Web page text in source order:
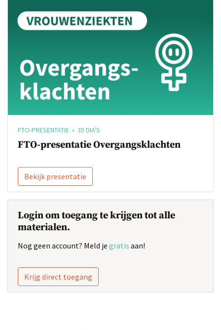
FTO-PRESENTATIE • 35 DIA'S
FTO-presentatie Overgangsklachten
Bekijk presentatie
Login om toegang te krijgen tot alle
materialen.
Nog geen account? Meld je gratis aan!
Krijg direct toegang